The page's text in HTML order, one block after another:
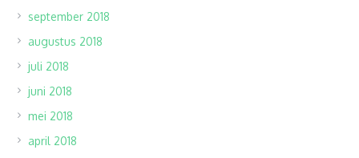
september 2018
augustus 2018
juli 2018
juni 2018
mei 2018
april 2018